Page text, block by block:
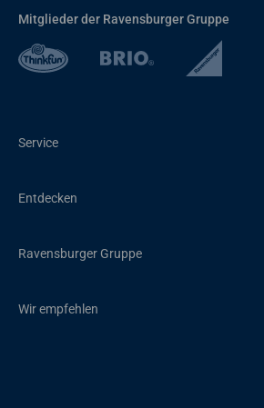
Mitglieder der Ravensburger Gruppe
Service
Entdecken
Ravensburger Gruppe
Wir empfehlen